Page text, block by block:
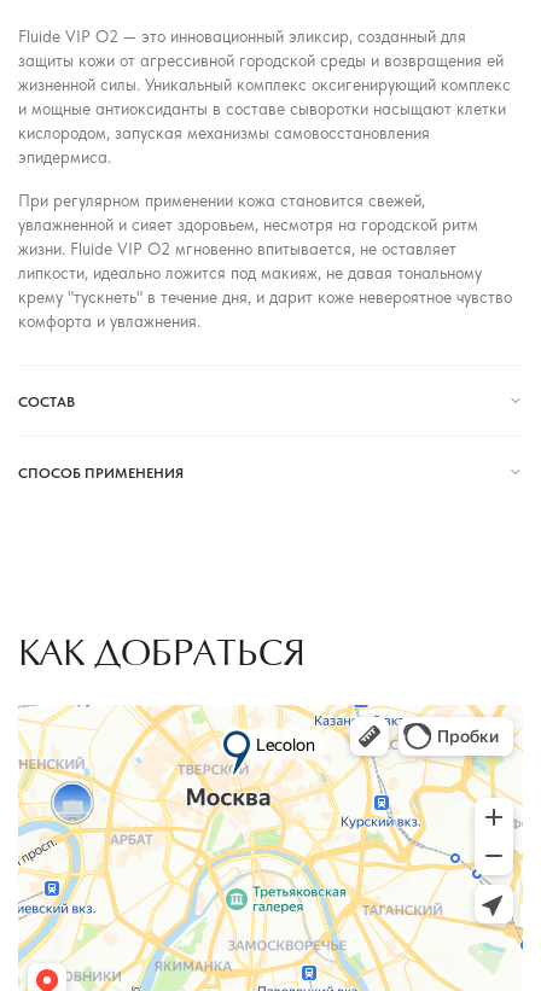
Fluide VIP O2 — это инновационный эликсир, созданный для
защиты кожи от агрессивной городской среды и возвращения ей
жизненной силы. Уникальный комплекс оксигенирующий комплекс
и мощные антиоксиданты в составе сыворотки насыщают клетки
кислородом, запуская механизмы самовосстановления
эпидермиса.
При регулярном применении кожа становится свежей,
увлажненной и сияет здоровьем, несмотря на городской ритм
жизни. Fluide VIP O2 мгновенно впитывается, не оставляет
липкости, идеально ложится под макияж, не давая тональному
крему "тускнеть" в течение дня, и дарит коже невероятное чувство
комфорта и увлажнения.
СОСТАВ
СПОСОБ ПРИМЕНЕНИЯ
КАК ДОБРАТЬСЯ